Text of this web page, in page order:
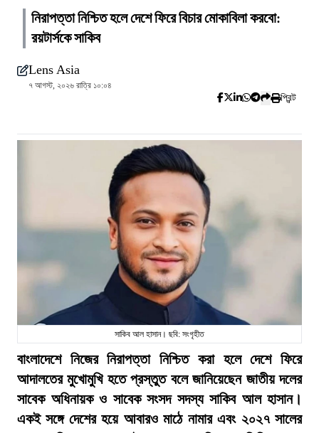
নিরাপত্তা নিশ্চিত হলে দেশে ফিরে বিচার মোকাবিলা করবো:
রয়টার্সকে সাকিব
Lens Asia
৭ আগস্ট, ২০২৬ রাত্রি ১০:০৪
প্রিন্ট
সাকিব আল হাসান। ছবি: সংগৃহীত
বাংলাদেশে নিজের নিরাপত্তা নিশ্চিত করা হলে দেশে ফিরে
আদালতের মুখোমুখি হতে প্রস্তুত বলে জানিয়েছেন জাতীয় দলের
সাবেক অধিনায়ক ও সাবেক সংসদ সদস্য সাকিব আল হাসান।
একই সঙ্গে দেশের হয়ে আবারও মাঠে নামার এবং ২০২৭ সালের